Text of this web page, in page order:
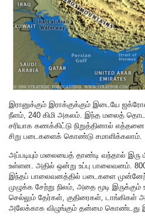
இரானுக்கும் இராக்குக்கும் இடையே
நீளம், 240 கிமி அகலம். இந்த மலைத்
சரியாக கணக்கிட்டு நிறுத்தினால்
சிறு படைகளைக் கொண்டு சமாளிக்கலாம்.
அப்படியும் மலையைத் தாண்டி வந்தால்
உள்ளன. அதில் ஒன்று உப்பு பாலைவனம். 800
இந்தப் பாலைவனத்தில் படைகளை
முழுக்க சேற்று நிலம், அதை மூடி
செல்லும் தேர்கள், குதிரைகள், டாங்கிகள்
அலேக்காக விழுங்கும் தன்மை கொண்டது